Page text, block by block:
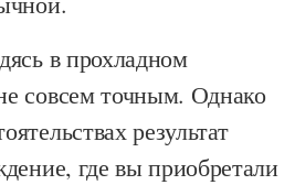
в прохладном
совсем точным. Однако
результат
где вы приобретали